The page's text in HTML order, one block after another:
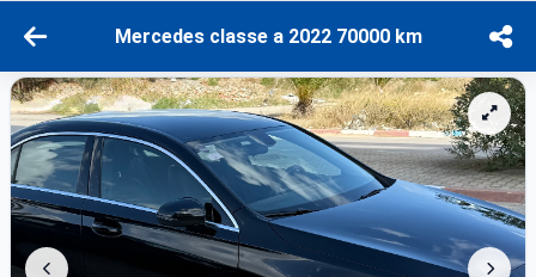
Mercedes classe a 2022 70000 km